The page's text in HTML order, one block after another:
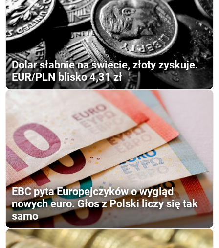
Dolar słabnie na świecie, złoty zyskuje.
EUR/PLN blisko 4,31 zł
EBC pyta Europejczyków o wygląd
nowych euro. Głos z Polski liczy się tak
samo